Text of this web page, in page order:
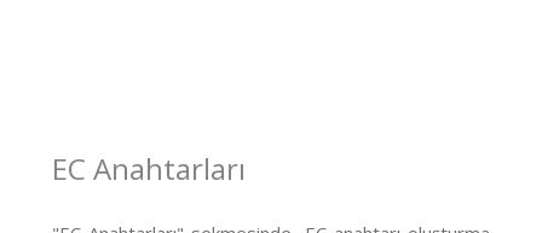
EC Anahtarları